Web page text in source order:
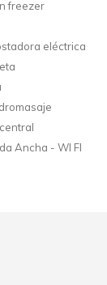
freezer
eléctrica
Ancha - WI FI